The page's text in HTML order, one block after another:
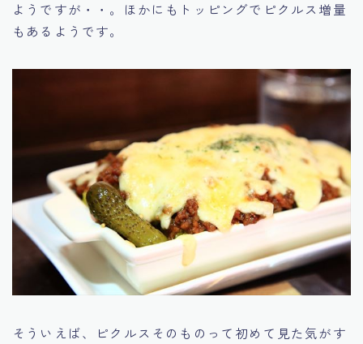
ようですが・・。ほかにもトッピングでピクルス増量
もあるようです。
そういえば、ピクルスそのものって初めて見た気がす